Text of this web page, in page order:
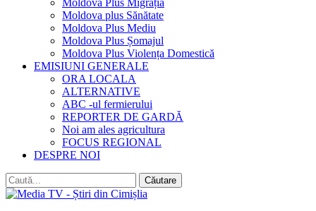
Moldova Plus Migrația
Moldova plus Sănătate
Moldova Plus Mediu
Moldova Plus Șomajul
Moldova Plus Violența Domestică
EMISIUNI GENERALE
ORA LOCALA
ALTERNATIVE
ABC -ul fermierului
REPORTER DE GARDĂ
Noi am ales agricultura
FOCUS REGIONAL
DESPRE NOI